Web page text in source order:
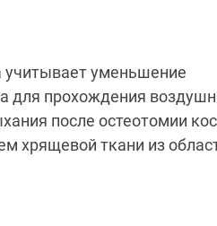
учитывает уменьшение
для прохождения
после остеотомии
хрящевой ткани из